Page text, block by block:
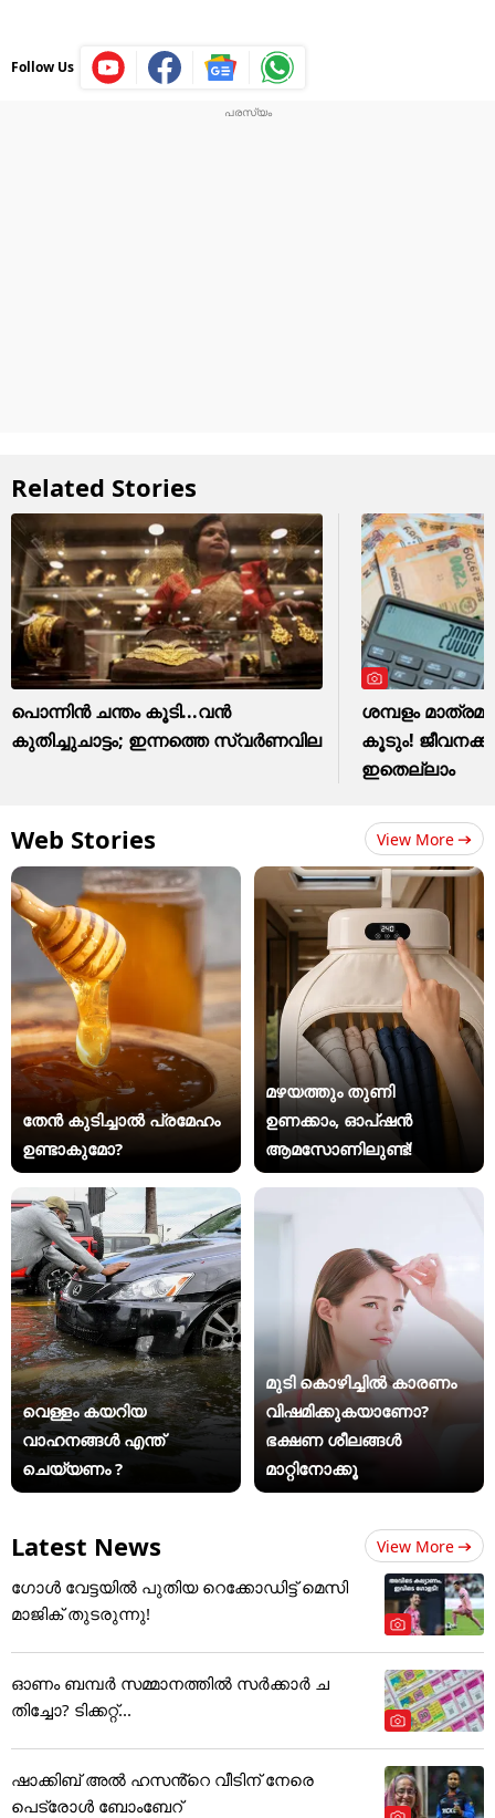
Follow Us
Related Stories
പൊന്നിന്‍ ചന്തം കൂടി...വന്‍
കുതിച്ചുചാട്ടം; ഇന്നത്തെ സ്വര്‍ണവില
ശമ്പളം
കൂടും!
ഇതെല്ലാം
Web Stories View More
തേൻ കുടിച്ചാൽ പ്രമേഹം
ഉണ്ടാകുമോ?
മഴയത്തും തുണി
ഉണക്കാം, ഓപ്ഷൻ
ആമസോണിലുണ്ട്!
വെള്ളം കയറിയ
വാഹനങ്ങൾ എന്ത്
ചെയ്യണം ?
മുടി കൊഴിച്ചിൽ കാരണം
വിഷമിക്കുകയാണോ?
ഭക്ഷണ ശീലങ്ങൾ
മാറ്റിനോക്കൂ
Latest News View More
ഗോൾ വേട്ടയിൽ പുതിയ റെക്കോഡിട്ട് ​മെസി
മാജിക് തുടരുന്നു!
ഓണം ബമ്പര്‍ സമ്മാനത്തില്‍ സര്‍ക്കാര്‍ ച
തിച്ചോ? ടിക്കറ്റ്...
ഷാക്കിബ് അൽ ഹസൻ്റെ വീടിന് നേരെ
പെട്രോൾ ബോംബേറ്